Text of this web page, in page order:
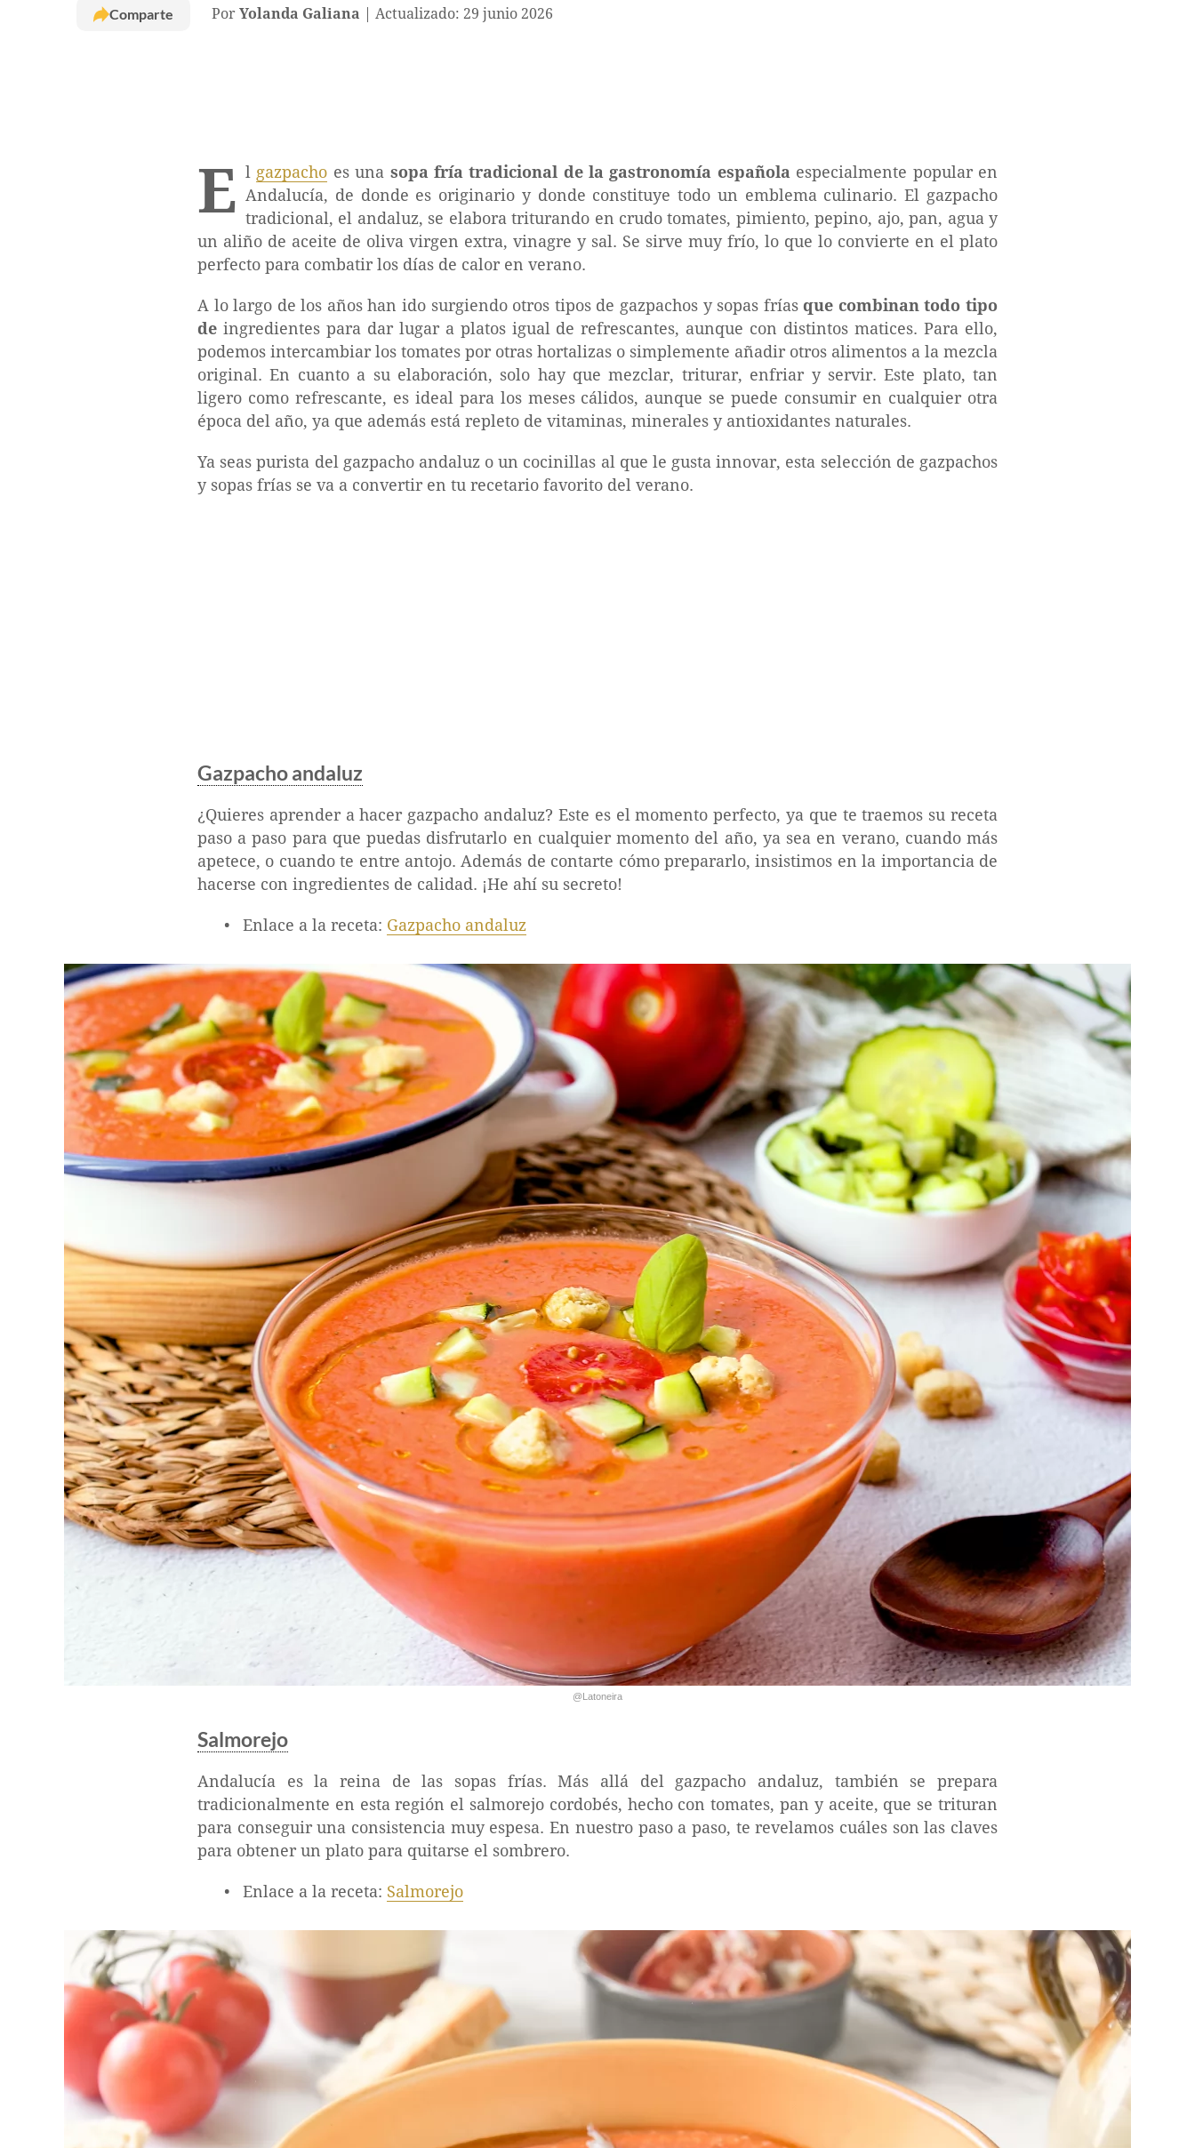
Comparte Por Yolanda Galiana Actualizado: 29 junio 2026
E l gazpacho es una sopa fría tradicional de la gastronomía española especialmente popular en
Andalucía, de donde es originario y donde constituye todo un emblema culinario. El gazpacho
tradicional, el andaluz, se elabora triturando en crudo tomates, pimiento, pepino, ajo, pan, agua y
un aliño de aceite de oliva virgen extra, vinagre y sal. Se sirve muy frío, lo que lo convierte en el plato
perfecto para combatir los días de calor en verano.
A lo largo de los años han ido surgiendo otros tipos de gazpachos y sopas fríasque combinan todo tipo
de ingredientes para dar lugar a platos igual de refrescantes, aunque con distintos matices. Para ello,
podemos intercambiar los tomates por otras hortalizas o simplemente añadir otros alimentos a la mezcla
original. En cuanto a su elaboración, solo hay que mezclar, triturar, enfriar y servir. Este plato, tan
ligero como refrescante, es ideal para los meses cálidos, aunque se puede consumir en cualquier otra
época del año, ya que además está repleto de vitaminas, minerales y antioxidantes naturales.
Ya seas purista del gazpacho andaluz o un cocinillas al que le gusta innovar, esta selección de gazpachos
y sopas frías se va a convertir en tu recetario favorito del verano.
Gazpacho andaluz
¿Quieres aprender a hacer gazpacho andaluz? Este es el momento perfecto, ya que te traemos su receta
paso a paso para que puedas disfrutarlo en cualquier momento del año, ya sea en verano, cuando más
apetece, o cuando te entre antojo. Además de contarte cómo prepararlo, insistimos en la importancia de
hacerse con ingredientes de calidad. ¡He ahí su secreto!
Enlace a la receta: Gazpacho andaluz
@Latoneira
Salmorejo
Andalucía es la reina de las sopas frías. Más allá del gazpacho andaluz, también se prepara
tradicionalmente en esta región el salmorejo cordobés, hecho con tomates, pan y aceite, que se trituran
para conseguir una consistencia muy espesa. En nuestro paso a paso, te revelamos cuáles son las claves
para obtener un plato para quitarse el sombrero.
Enlace a la receta: Salmorejo